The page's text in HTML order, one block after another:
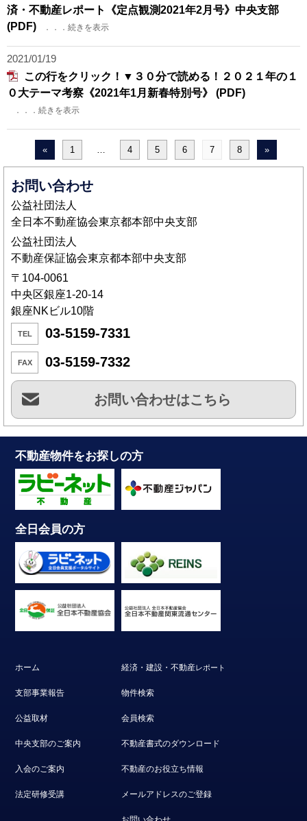
お問い合わせ
公益社団法人
全日本不動産協会東京都本部中央支部
公益社団法人
不動産保証協会東京都本部中央支部
〒104-0061
中央区銀座1-20-14
銀座NKビル10階
TEL 03-5159-7331
FAX 03-5159-7332
お問い合わせはこちら
済・不動産レポート《定点観測2021年2月号》中央支部
(PDF)
．．．続きを表示
2021/01/19
この行をクリック！▼３０分で読める！２０２１年の１
０大テーマ考察《2021年1月新春特別号》 (PDF)
．．．続きを表示
« 1 … 4 5 6 7 8 »
不動産物件をお探しの方
全日会員の方
ホーム
支部事業報告
公益取材
中央支部のご案内
入会のご案内
法定研修受講
経済・建設・不動産レポート
物件検索
会員検索
不動産書式のダウンロード
不動産のお役立ち情報
メールアドレスのご登録